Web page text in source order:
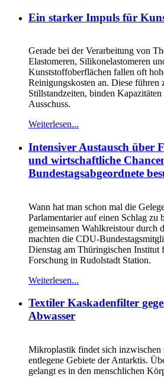
Ein starker Impuls für
Gerade bei der Verarbeitung von
Elastomeren, Silikonelastomeren
Kunststoffoberflächen fallen oft
Reinigungskosten an. Diese führen
Stillstandzeiten, binden Kapazitäten
Ausschuss.
Weiterlesen...
Intensiver Austausch über
und wirtschaftliche
Bundestagsabgeordnete
Wann hat man schon mal die
Parlamentarier auf einen Schlag zu
gemeinsamen Wahlkreistour durch
machten die CDU-
Dienstag am Thüringischen
Forschung in Rudolstadt Station.
Weiterlesen...
Textiler Kaskadenfilter
Abwasser
Mikroplastik findet sich inzwischen
entlegene Gebiete der Antarktis.
gelangt es in den menschlichen